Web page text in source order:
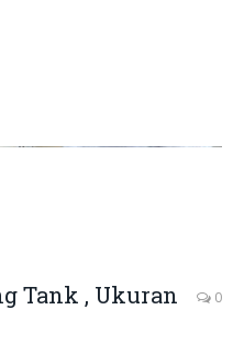
Tank , Ukuran
0